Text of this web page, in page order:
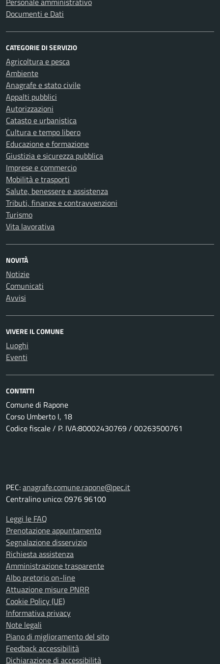
Documenti e Dati
CATEGORIE DI SERVIZIO
Agricoltura e pesca
Ambiente
Anagrafe e stato civile
Appalti pubblici
Autorizzazioni
Catasto e urbanistica
Cultura e tempo libero
Educazione e formazione
Giustizia e sicurezza pubblica
Imprese e commercio
Mobilità e trasporti
Salute, benessere e assistenza
Tributi, finanze e contravvenzioni
Turismo
Vita lavorativa
NOVITÀ
Notizie
Comunicati
Avvisi
VIVERE IL COMUNE
Luoghi
Eventi
CONTATTI
Comune di Rapone
Corso Umberto I, 18
Codice fiscale / P. IVA:80002430769 / 00263500761
PEC:anagrafe.comune.rapone@pec.it
Centralino unico: 0976 96100
Leggi le FAQ
Prenotazione appuntamento
Segnalazione disservizio
Richiesta assistenza
Amministrazione trasparente
Albo pretorio on-line
Attuazione misure PNRR
Cookie Policy (UE)
Informativa privacy
Note legali
Piano di miglioramento del sito
Feedback accessibilità
Dichiarazione di accessibilità